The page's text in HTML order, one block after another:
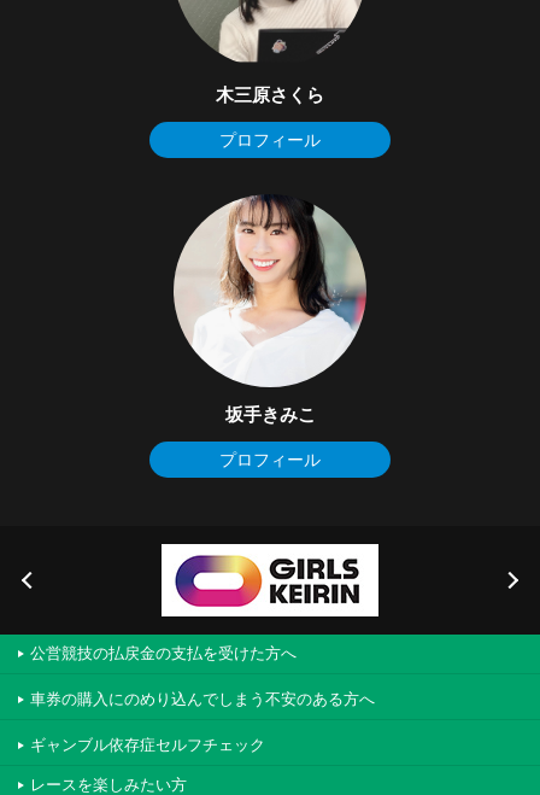
木三原さくら
プロフィール
坂手きみこ
プロフィール
公営競技の払戻金の支払を受けた方へ
車券の購入にのめり込んでしまう不安のある方へ
ギャンブル依存症セルフチェック
レースを楽しみたい方